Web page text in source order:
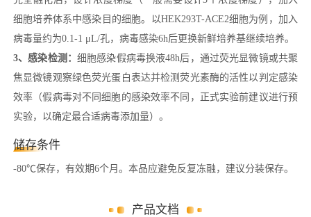
细胞培养体系中感染目的细胞。以HEK293T-ACE2细胞为例，加入
病毒量约为0.1-1 μL/孔，病毒感染6h后更换新鲜培养基继续培养。
3、感染检测： 细胞感染假病毒换液48h后，通过荧光显微镜或共聚
焦显微镜观察绿色荧光蛋白表达并检测荧光素酶的活性以判定感染
效率（假病毒对不同细胞的感染效率不同，正式实验前建议进行预
实验，以确定最合适病毒添加量）。
储存条件
-80℃保存，有效期6个月。本品应避免反复冻融，建议分装保存。
产品文档